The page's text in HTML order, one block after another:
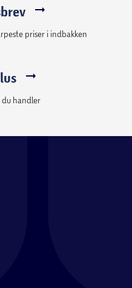
priser i indbakken
du handler